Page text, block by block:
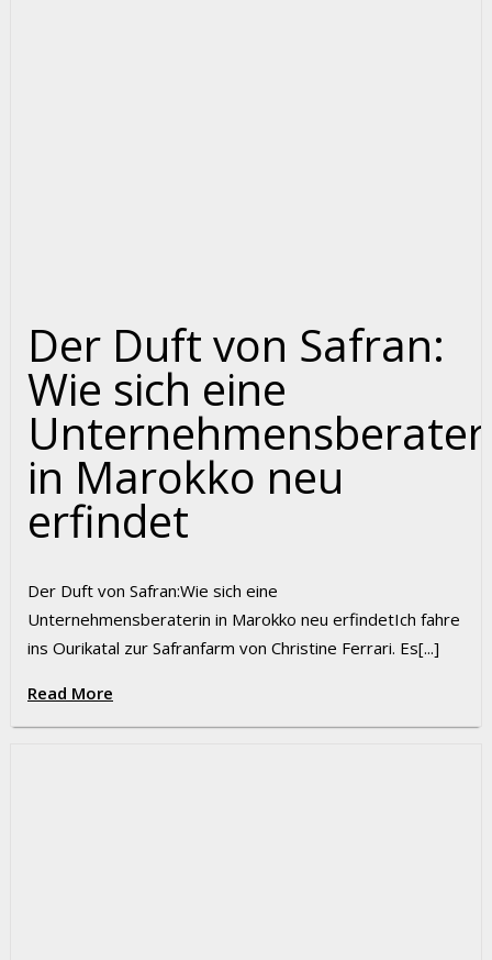
Der Duft von Safran:
Wie sich eine
in Marokko neu
erfindet
Der Duft von Safran:​Wie sich eine
Unternehmensberaterin in Marokko neu erfindetIch fahre
ins Ourikatal zur Safranfarm von Christine Ferrari. Es[...]
Read More